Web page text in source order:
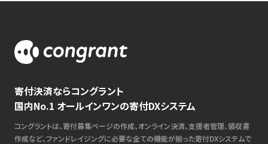
寄付決済ならコングラント
国内No.1 オールインワンの寄付DXシステム
コングラントは、寄付募集ページの作成、オンライン決済、支援者管理、領収書
作成など、ファンドレイジングに必要な全ての機能が揃った寄付DXシステムで